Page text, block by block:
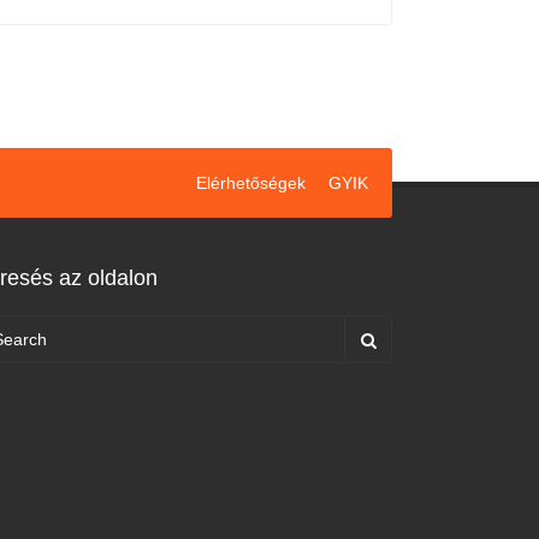
Elérhetőségek GYIK
az oldalon